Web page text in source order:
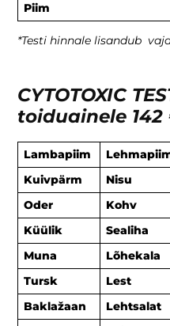
Piim
*Testi hinnale lisandub
CYTOTOXIC
toiduainele
Lambapiim
Kuivpärm
Nisu
Oder
Kohv
Küülik
Sealiha
Muna
Lõhekala
Tursk
Lest
Baklažaan
Lehtsalat